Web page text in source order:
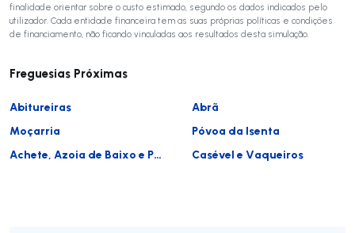
finalidade orientar sobre o custo estimado, segundo os dados indicados pelo
utilizador. Cada entidade financeira tem as suas próprias políticas e condições
de financiamento, não ficando vinculadas aos resultados desta simulação.
Freguesias Próximas
Abitureiras
Abrã
Moçarria
Póvoa da Isenta
Achete, Azoia de Baixo e Póvoa de Santarém
Casével e Vaqueiros